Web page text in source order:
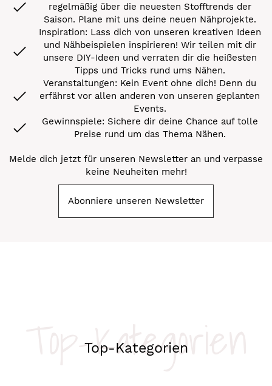
regelmäßig über die neuesten Stofftrends der
Saison. Plane mit uns deine neuen Nähprojekte.
Inspiration: Lass dich von unseren kreativen Ideen
und Nähbeispielen inspirieren! Wir teilen mit dir
unsere DIY-Ideen und verraten dir die heißesten
Tipps und Tricks rund ums Nähen.
Veranstaltungen: Kein Event ohne dich! Denn du
erfährst vor allen anderen von unseren geplanten
Events.
Gewinnspiele: Sichere dir deine Chance auf tolle
Preise rund um das Thema Nähen.
Melde dich jetzt für unseren Newsletter an und verpasse
keine Neuheiten mehr!
Abonniere unseren Newsletter
Top-Kategorien
Top-Kategorien